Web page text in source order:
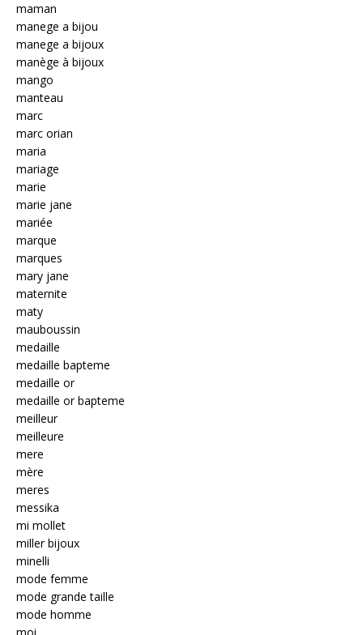
maman
manege a bijou
manege a bijoux
manège à bijoux
mango
manteau
marc
marc orian
maria
mariage
marie
marie jane
mariée
marque
marques
mary jane
maternite
maty
mauboussin
medaille
medaille bapteme
medaille or
medaille or bapteme
meilleur
meilleure
mere
mère
meres
messika
mi mollet
miller bijoux
minelli
mode femme
mode grande taille
mode homme